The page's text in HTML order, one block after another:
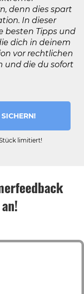
denn dies spart
In dieser
besten Tipps und
dich in deinem
vor rechtlichen
und die du sofort
limitiert!